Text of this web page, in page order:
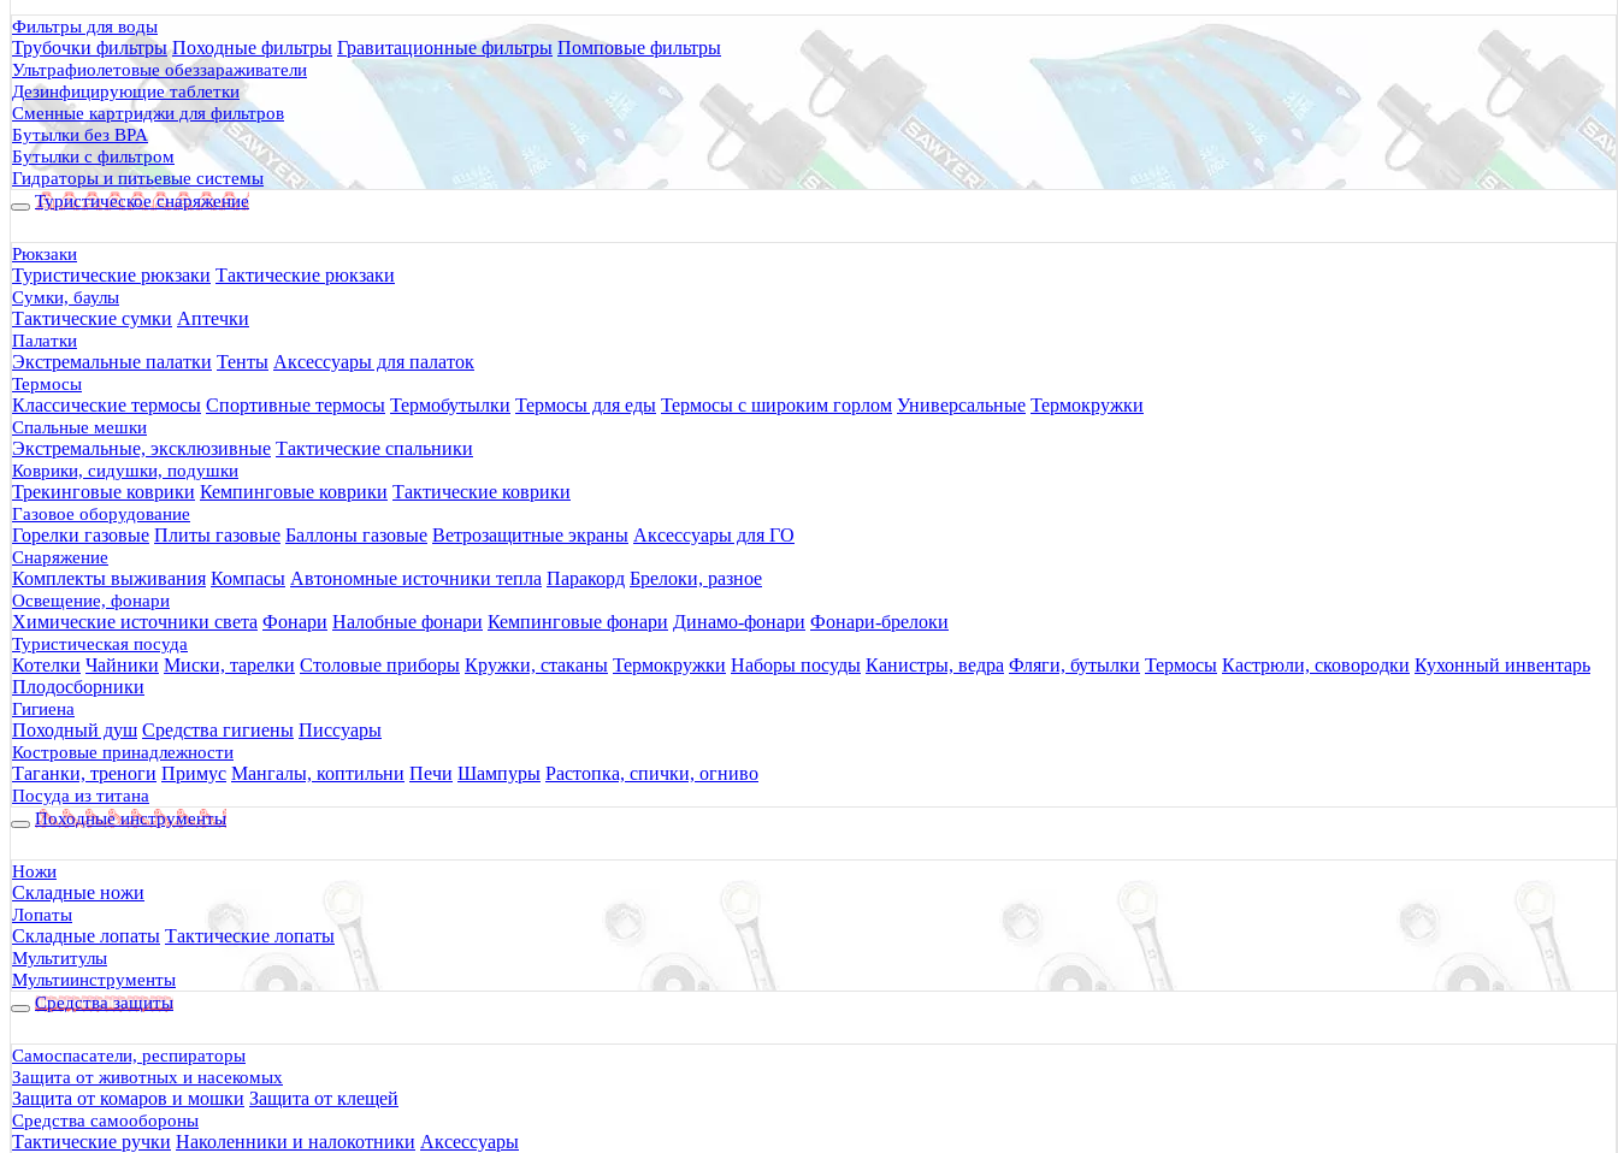
Фильтры для воды
Трубочки фильтры Походные фильтры Гравитационные фильтры Помповые фильтры
Ультрафиолетовые обеззараживатели
Дезинфицирующие таблетки
Сменные картриджи для фильтров
Бутылки без BPA
Бутылки с фильтром
Гидраторы и питьевые системы
Туристическое снаряжение
Рюкзаки
Туристические рюкзаки Тактические рюкзаки
Сумки, баулы
Тактические сумки Аптечки
Палатки
Экстремальные палатки Тенты Аксессуары для палаток
Термосы
Классические термосы Спортивные термосы Термобутылки Термосы для еды Термосы с широким горлом Универсальные Термокружки
Спальные мешки
Экстремальные, эксклюзивные Тактические спальники
Коврики, сидушки, подушки
Трекинговые коврики Кемпинговые коврики Тактические коврики
Газовое оборудование
Горелки газовые Плиты газовые Баллоны газовые Ветрозащитные экраны Аксессуары для ГО
Снаряжение
Комплекты выживания Компасы Автономные источники тепла Паракорд Брелоки, разное
Освещение, фонари
Химические источники света Фонари Налобные фонари Кемпинговые фонари Динамо-фонари Фонари-брелоки
Туристическая посуда
Котелки Чайники Миски, тарелки Столовые приборы Кружки, стаканы Термокружки Наборы посуды Канистры, ведра Фляги, бутылки Термосы Кастрюли, сковородки Кухонный инвентарь
Плодосборники
Гигиена
Походный душ Средства гигиены Писсуары
Костровые принадлежности
Таганки, треноги Примус Мангалы, коптильни Печи Шампуры Растопка, спички, огниво
Посуда из титана
Походные инструменты
Ножи
Складные ножи
Лопаты
Складные лопаты Тактические лопаты
Мультитулы
Мультиинструменты
Средства защиты
Самоспасатели, респираторы
Защита от животных и насекомых
Защита от комаров и мошки Защита от клещей
Средства самообороны
Тактические ручки Наколенники и налокотники Аксессуары